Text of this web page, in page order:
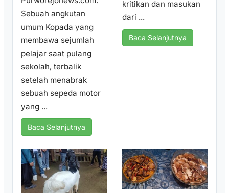
Sebuah angkutan
umum Kopada yang
membawa sejumlah
pelajar saat pulang
sekolah, terbalik
setelah menabrak
sebuah sepeda motor
yang ...
Baca Selanjutnya
kritikan dan masukan
dari ...
Baca Selanjutnya